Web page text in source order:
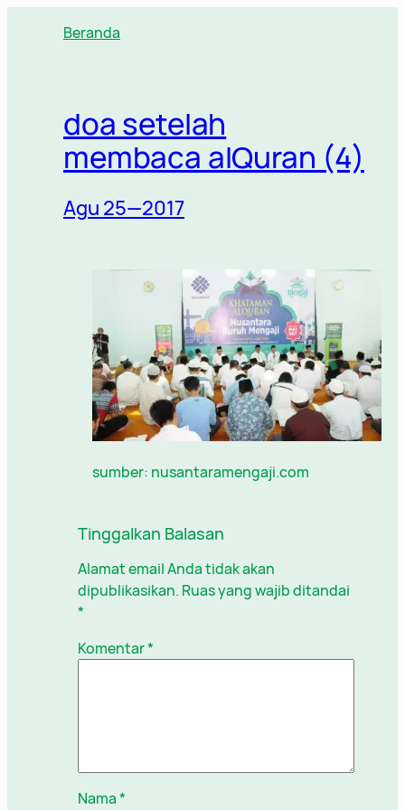
Beranda
doa setelah
membaca alQuran (4)
Agu 25—2017
sumber: nusantaramengaji.com
Tinggalkan Balasan
Alamat email Anda tidak akan
dipublikasikan. Ruas yang wajib ditandai
*
Komentar*
Nama*